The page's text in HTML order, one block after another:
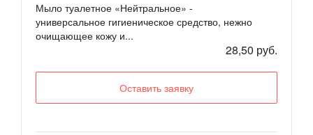
Мыло туалетное «Нейтральное» -
универсальное гигиеническое средство, нежно
очищающее кожу и...
28,50 руб.
Оставить заявку